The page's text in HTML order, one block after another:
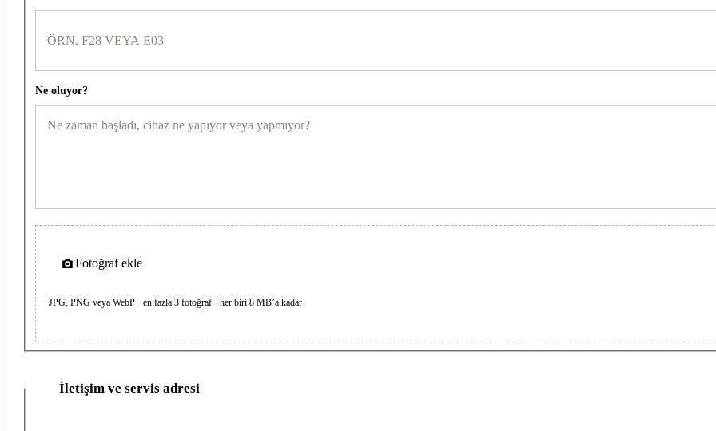
Ne oluyor?
Fotoğraf ekle
JPG, PNG veya WebP · en fazla 3 fotoğraf · her biri 8 MB’a kadar
İletişim ve servis adresi